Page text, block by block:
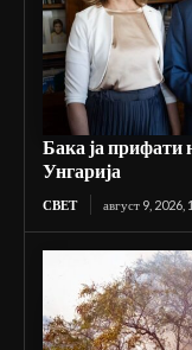
Бака ја прифати
Унгарија
СВЕТ август 9, 2026,